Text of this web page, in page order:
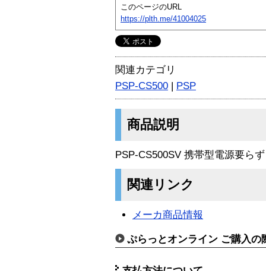
このページのURL
https://plth.me/41004025
関連カテゴリ
PSP-CS500 | PSP
商品説明
PSP-CS500SV 携帯型電源要ら
関連リンク
メーカ商品情報
ぷらっとオンライン ご購入の